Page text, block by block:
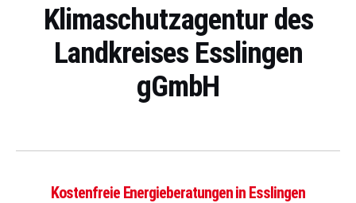
Klimaschutzagentur des
Landkreises Esslingen
gGmbH
Kostenfreie Energieberatungen in Esslingen